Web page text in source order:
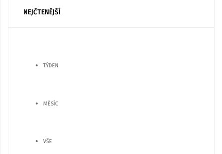
NEJČTENĚJŠÍ
TÝDEN
MĚSÍC
VŠE